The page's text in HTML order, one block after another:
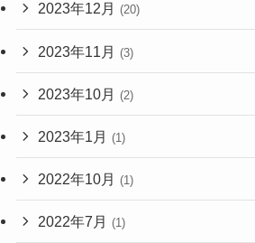
2023年12月 (20)
2023年11月 (3)
2023年10月 (2)
2023年1月 (1)
2022年10月 (1)
2022年7月 (1)